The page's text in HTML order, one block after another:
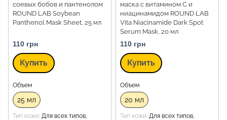
соевых бобов и пантенолом
ROUND LAB Soybean
Panthenol Mask Sheet, 25 мл
110 грн
Купить
Объем
25 мл
Тип кожи Для всех типов,
маска с витамином C и
ниацинамидом ROUND LAB
Vita Niacinamide Dark Spot
Serum Mask, 20 мл
110 грн
Купить
Объем
20 мл
Тип кожи Для всех типов,